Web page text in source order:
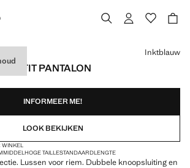
FIT PANTALON
]
Inktblauw
INFORMEER ME!
LOOK BEKIJKEN
WINKEL
MIDDELHOGE TAILLESTANDAARDLENGTE
Lussen voor riem. Dubbele knoopsluiting en